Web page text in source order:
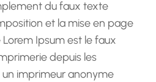
du faux texte
et la mise en page
Ipsum est le faux
depuis les
imprimeur anonyme